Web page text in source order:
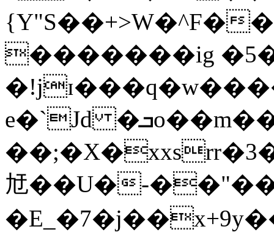
{Y"S��+>W�^F�
�������ig
e�`Jd �ܒo��m��1��d|
㝼��U�-